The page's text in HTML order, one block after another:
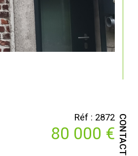
CONTACT
Réf : 2872
80 000 €